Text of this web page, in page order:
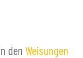
den Weisungen